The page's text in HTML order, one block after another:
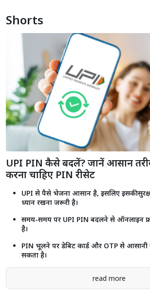
राजस्थान में 2.55 करोड़ से ज्यादा लोगों को मिला
₹2.18 लाख करोड़ से अधिक ऋण स्वीकृत
Shorts
UPI PIN कैसे बदलें? जानें आसान
करना चाहिए PIN रीसेट